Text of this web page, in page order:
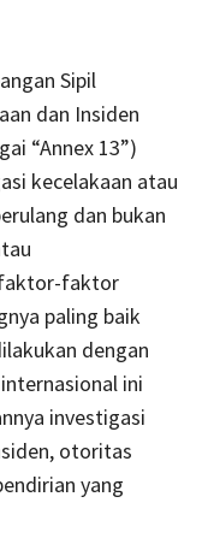
Sipil
dan Insiden
“Annex 13”)
kecelakaan atau
dan bukan
faktor
paling baik
dengan
ini
investigasi
otoritas
yang